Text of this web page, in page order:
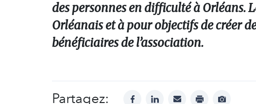
des personnes en difficulté à Orléans.
Orléanais et à pour objectifs de créer
bénéficiaires de l’association.
Partagez: facebooklinkedinmail print
Afficher